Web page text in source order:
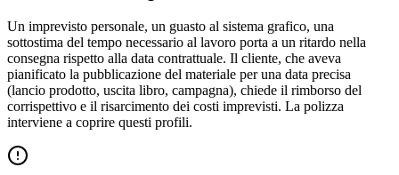
Un imprevisto personale, un guasto al sistema grafico, una
sottostima del tempo necessario al lavoro porta a un ritardo nella
consegna rispetto alla data contrattuale. Il cliente, che aveva
pianificato la pubblicazione del materiale per una data precisa
(lancio prodotto, uscita libro, campagna), chiede il rimborso del
corrispettivo e il risarcimento dei costi imprevisti. La polizza
interviene a coprire questi profili.